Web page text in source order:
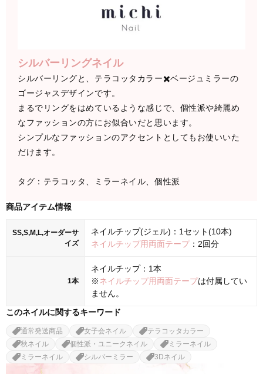
シルバーリングネイル
シルバーリングと、テラコッタカラー✖️ベージュミラーの
ゴージャスデザインです。
まるでリングをはめているような感じで、個性派や綺麗め
なファッションの方にお似合いだと思います。
シンプルなファッションのアクセントとしてもお使いいた
だけます。
タグ：テラコッタ、ミラーネイル、個性派
商品アイテム情報
SS,S,M,L,オーダーサ
イズ
ネイルチップ(ジェル)：1セット(10本)
ネイルチップ用両面テープ：2回分
1本
ネイルチップ：1本
※ネイルチップ用両面テープは付属してい
ません。
このネイルに関するキーワード
通常発送商品 女子会ネイル
テラコッタカラー
秋ネイル
個性派・ユニークネイル
ミラーネイル
ミラーネイル
シルバーミラー 3Dネイル